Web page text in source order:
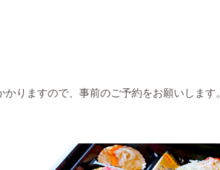
りますので、事前のご予約をお願いします。